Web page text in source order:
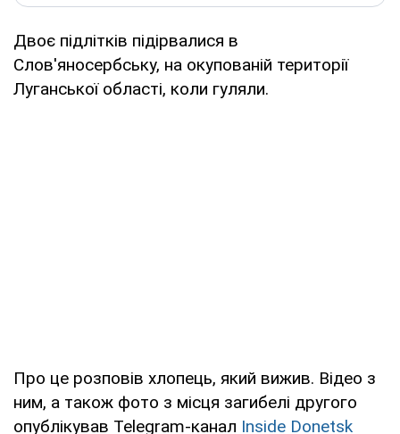
Двоє підлітків підірвалися в
Слов'яносербську, на окупованій території
Луганської області, коли гуляли.
Про це розповів хлопець, який вижив. Відео з
ним, а також фото з місця загибелі другого
опублікував Telegram-канал Inside Donetsk